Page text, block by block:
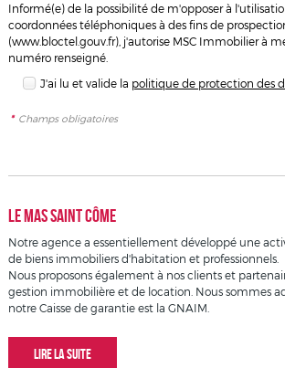
Informé(e) de la possibilité de m'opposer à
coordonnées téléphoniques à des fins de
(www.bloctel.gouv.fr), j'autorise MSC Immobilier à
numéro renseigné.
J'ai lu et valide la politique de protection des
* Champs obligatoires
LE MAS SAINT CÔME
Notre agence a essentiellement développé une
de biens immobiliers d'habitation et professionnels.
Nous proposons également à nos clients et
gestion immobilière et de location. Nous sommes
notre Caisse de garantie est la GNAIM.
LIRE LA SUITE